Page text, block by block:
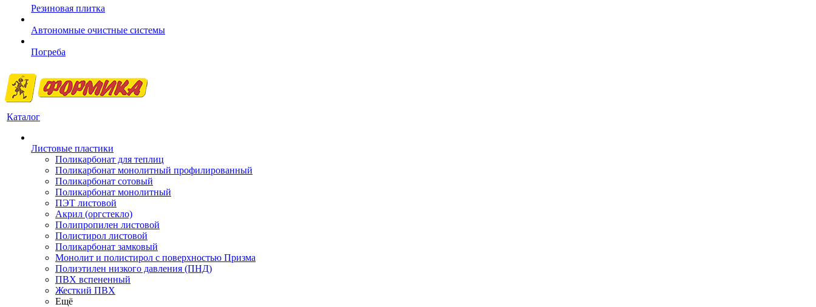
Резиновая плитка
Автономные очистные системы
Погреба
Каталог
Листовые пластики
Поликарбонат для теплиц
Поликарбонат монолитный профилированный
Поликарбонат сотовый
Поликарбонат монолитный
ПЭТ листовой
Акрил (оргстекло)
Полипропилен листовой
Полистирол листовой
Поликарбонат замковый
Монолит и полистирол с поверхностью Призма
Полиэтилен низкого давления (ПНД)
ПВХ вспененный
Жесткий ПВХ
Ещё